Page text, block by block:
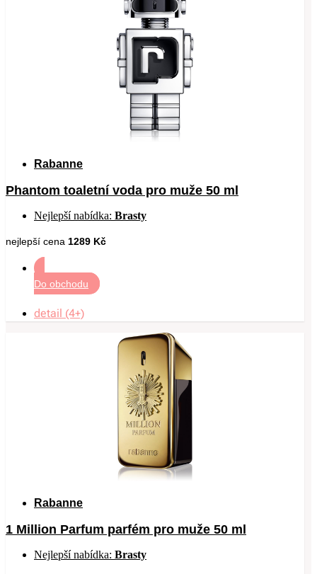
Rabanne
Phantom toaletní voda pro muže 50 ml
Nejlepší nabídka: Brasty
nejlepší cena 1289 Kč
Do obchodu
detail (4+)
Rabanne
1 Million Parfum parfém pro muže 50 ml
Nejlepší nabídka: Brasty